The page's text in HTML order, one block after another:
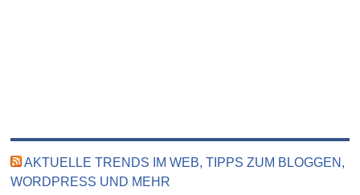
AKTUELLE TRENDS IM WEB, TIPPS ZUM BLOGGEN,
WORDPRESS UND MEHR